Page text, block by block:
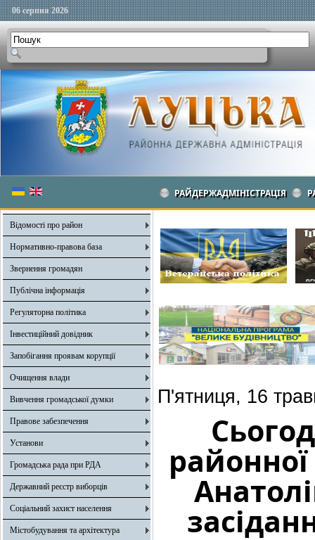
06 серпня 2026
РАЙДЕРЖАДМІНІСТРАЦІЯ
Відомості про район
Нормативно-правова база
Звернення громадян
Публічна інформація
Регуляторна політика
Інвестиційний довідник
Запобігання проявам корупції
Очищення влади
Вивчення громадської думки
Правове забезпечення
Установи
Громадська рада при РДА
Державний реєстр виборців
Соціальний захист населення
Містобудування та архітектура
П'ятниця, 16
районної